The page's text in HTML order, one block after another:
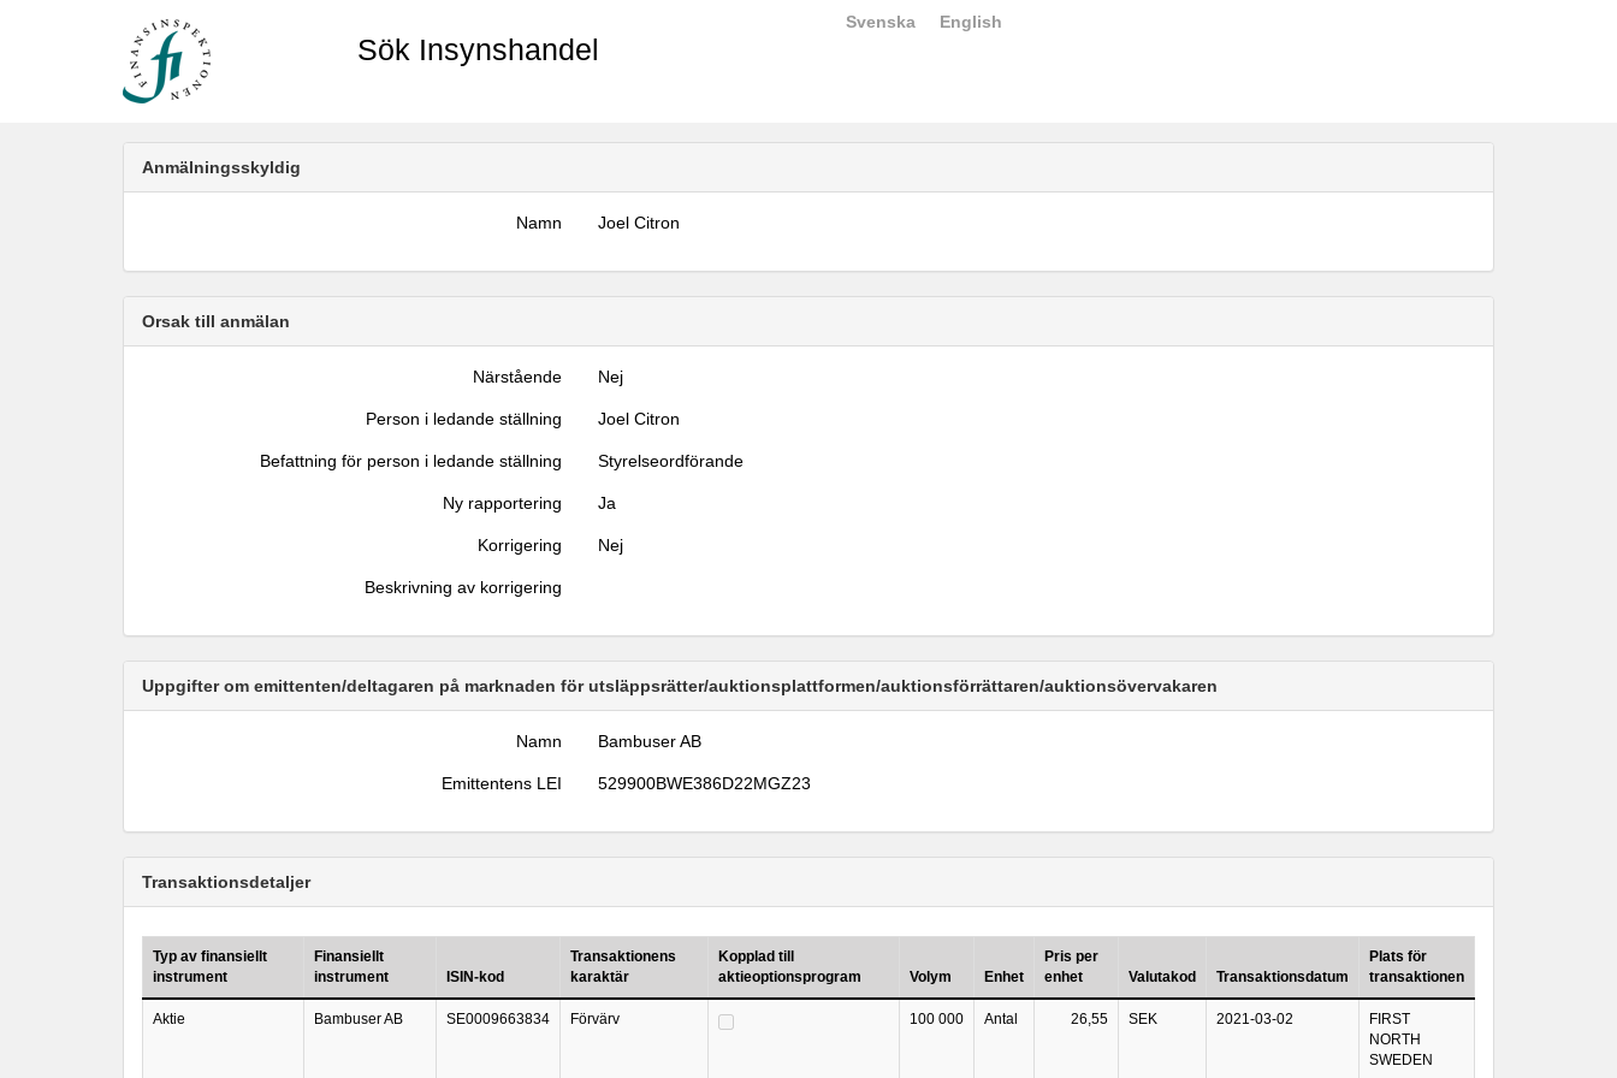
Sök Insynshandel
Svenska English
Anmälningsskyldig
Namn Joel Citron
Orsak till anmälan
Närstående Nej
Person i ledande ställning Joel Citron
Befattning för person i ledande ställning Styrelseordförande
Ny rapportering Ja
Korrigering Nej
Beskrivning av korrigering
Uppgifter om emittenten/deltagaren på marknaden för utsläppsrätter/auktionsplattformen/auktionsförrättaren/auktionsövervakaren
Namn Bambuser AB
Emittentens LEI 529900BWE386D22MGZ23
Transaktionsdetaljer
Typ av finansiellt
instrument
Finansiellt
instrument
ISIN-kod
Transaktionens
karaktär
Kopplad till
aktieoptionsprogram
Volym Enhet
Pris per
enhet
Valutakod Transaktionsdatum
Plats för
transaktionen
Aktie Bambuser AB SE0009663834 Förvärv 100 000 Antal 26,55 SEK 2021-03-02
FIRST
NORTH
SWEDEN